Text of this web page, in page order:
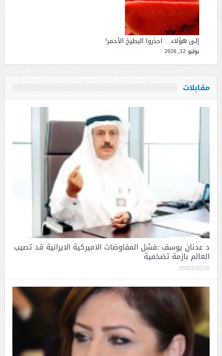
إلى هؤلاء… احذروا البطيخ الأحمر!
يوليو 12, 2026
مقابلات
د عدنان يوسف :فشل المفاوضات الاميركية الايرانية قد تصيب
العالم بازمة تضخمية
05/03/2026